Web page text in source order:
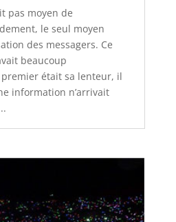
pas moyen de
le seul moyen
des messagers. Ce
beaucoup
premier était sa lenteur, il
information n’arrivait